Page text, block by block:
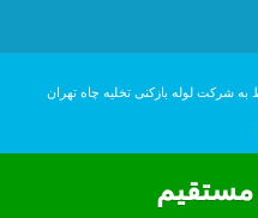
شرکت لوله بازکنی تخلیه چاه تهران
لوله بازکنی